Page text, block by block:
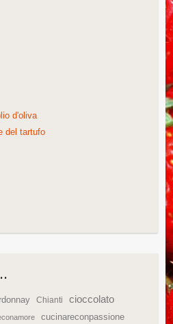
d'oliva
del tartufo
Chianti cioccolato
cucinareconpassione